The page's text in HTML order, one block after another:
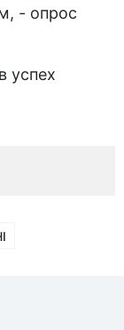
- опрос
успех